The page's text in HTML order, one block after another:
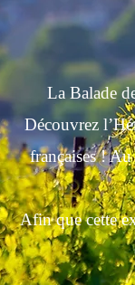
La Balade
Découvrez
françaises !
Afin que cette